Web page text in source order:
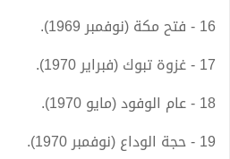
16 - فتح مكة (نوفمبر 1969).
17 - غزوة تبوك (فبراير 1970).
18 - عام الوفود (مايو 1970).
19 - حجة الوداع (نوفمبر 1970).